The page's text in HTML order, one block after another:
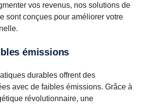
vos revenus, nos solutions de
sont conçues pour améliorer votre
émissions
durables offrent des
avec de faibles émissions. Grâce à
révolutionnaire, une